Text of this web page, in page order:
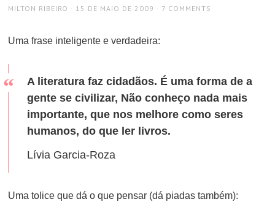
AUTHOR
MILTON RIBEIRO
POSTED
15 DE MAIO DE 2009 7 COMMENTS
Uma frase inteligente e verdadeira:
A literatura faz cidadãos. É uma forma de a
gente se civilizar, Não conheço nada mais
importante, que nos melhore como seres
humanos, do que ler livros.
Lívia Garcia-Roza
Uma tolice que dá o que pensar (dá piadas também):